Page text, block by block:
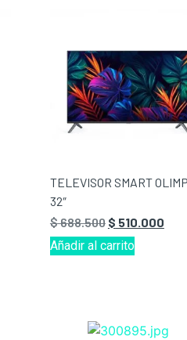
TELEVISOR SMART
32″
$688.500 $ 510.000
Añadir al carrito